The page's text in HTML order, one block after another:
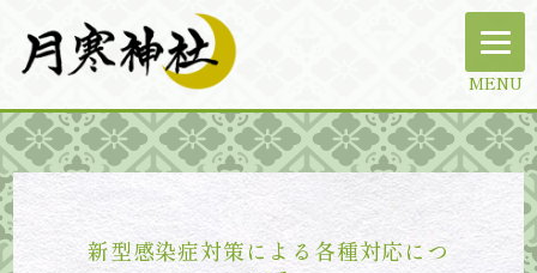
MENU
新型感染症対策による各種対応につ